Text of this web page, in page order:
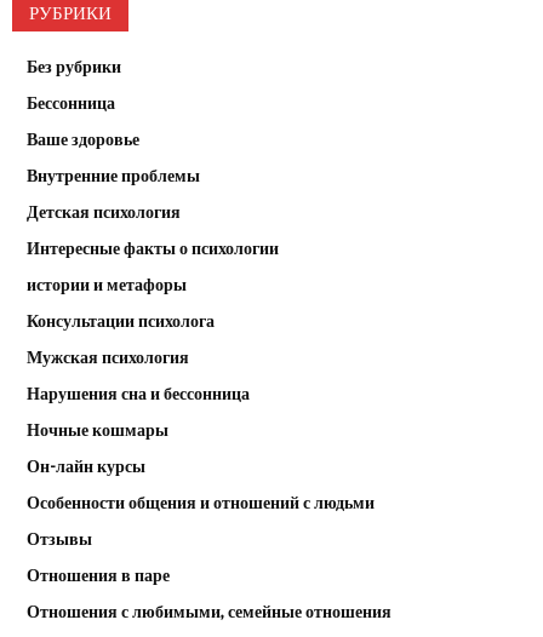
РУБРИКИ
Без рубрики
Бессонница
Ваше здоровье
Внутренние проблемы
Детская психология
Интересные факты о психологии
истории и метафоры
Консультации психолога
Мужская психология
Нарушения сна и бессонница
Ночные кошмары
Он-лайн курсы
Особенности общения и отношений с людьми
Отзывы
Отношения в паре
Отношения с любимыми, семейные отношения